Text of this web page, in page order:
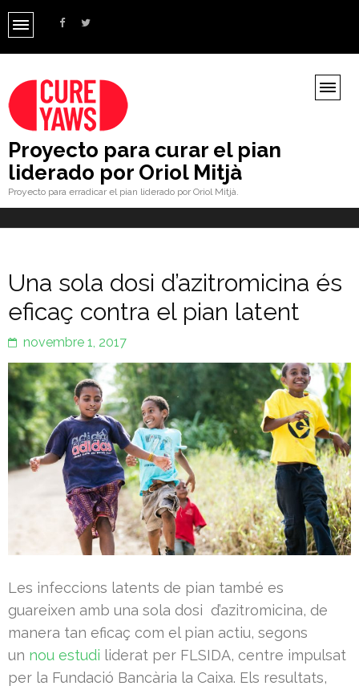
Proyecto para curar el pian
liderado por Oriol Mitjà
Proyecto para erradicar el pian liderado por Oriol Mitjà.
Una sola dosi d’azitromicina és
eficaç contra el pian latent
novembre 1, 2017
Les infeccions latents de pian també es
guareixen amb una sola dosi d’azitromicina, de
manera tan eficaç com el pian actiu, segons
un nou estudi liderat per FLSIDA, centre impulsat
per la Fundació Bancària la Caixa. Els resultats,